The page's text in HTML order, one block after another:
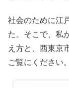
社会のために江
た。そこで、私
え方と、西東京
ご覧にください。